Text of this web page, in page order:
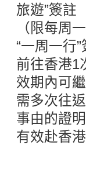
旅遊”簽註
（限每周
“一周一行
前往香港1
效期內可
需多次往
事由的證
有效赴香港